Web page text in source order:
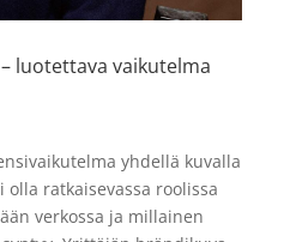
luotettava vaikutelma
yhdellä kuvalla
ratkaisevassa roolissa
verkossa ja millainen
256GB
219,90€ + LISÄÄ